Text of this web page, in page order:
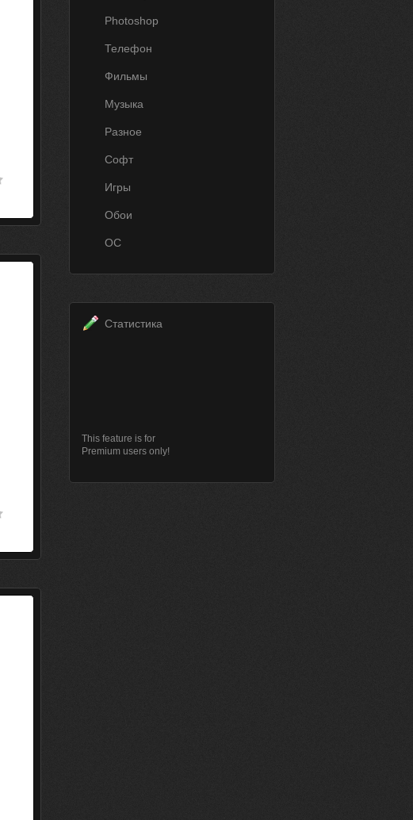
Photoshop
Телефон
Фильмы
Музыка
Разное
Софт
Игры
Обои
ОС
Статистика
This feature is for
Premium users only!